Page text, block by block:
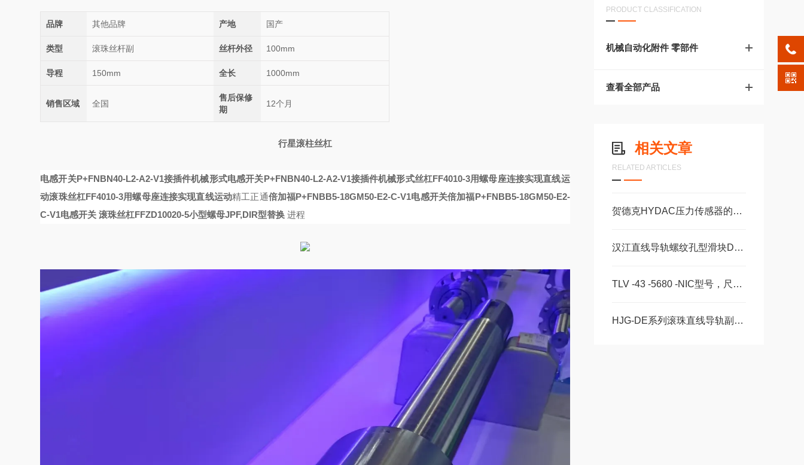
PRODUCT CLASSIFICATION
机械自动化附件 零部件
查看全部产品
相关文章
RELATED ARTICLES
贺德克HYDAC压力传感器的维护保养方法分享
汉江直线导轨螺纹孔型滑块DA15AADA20AADA20AAL
TLV -43 -5680 -NIC型号，尺寸，长度CS -28 -100 -2RS -B -NIC 。
HJG-DE系列滚珠直线导轨副HJG-DA15AA HJG-DA20AA HJG-DA20AAL
品牌 其他品牌 产地 国产
类型 滚珠丝杆副 丝杆外径 100mm
导程 150mm 全长 1000mm
销售区域 全国
售后保修
期
12个月
行星滚柱丝杠
电感开关P+FNBN40-L2-A2-V1接插件机械形式电感开关P+FNBN40-L2-A2-V1接插件机械形式丝杠FF4010-3用螺母座连接实现直线运
动滚珠丝杠FF4010-3用螺母座连接实现直线运动精工正通倍加福P+FNBB5-18GM50-E2-C-V1电感开关倍加福P+FNBB5-18GM50-E2-
C-V1电感开关 滚珠丝杠FFZD10020-5小型螺母JPF,DIR型替换 进程